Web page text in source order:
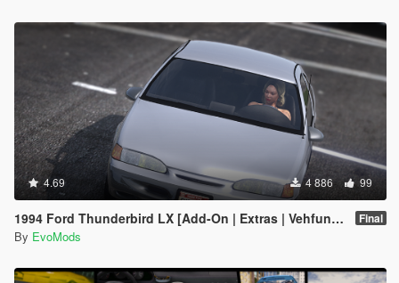
4.69 4 886 99
1994 Ford Thunderbird LX [Add-On | Extras | Vehfuncs V | Animated] Final
By EvoMods